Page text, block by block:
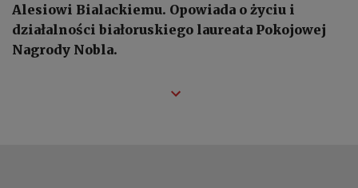
Alesiowi Bialackiemu. Opowiada o życiu i
działalności białoruskiego laureata Pokojowej
Nagrody Nobla.